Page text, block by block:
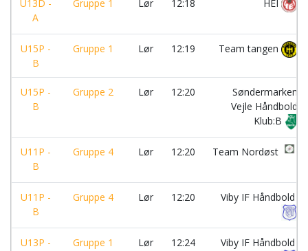
U13D -
A
Gruppe 1 Lør 12:18 HEI
U15P -
B
Gruppe 1 Lør 12:19 Team tangen
U15P -
B
Gruppe 2 Lør 12:20
Søndermarken
Vejle Håndbold
Klub:B
U11P -
B
Gruppe 4 Lør 12:20 Team Nordøst
U11P -
B
Gruppe 4 Lør 12:20 Viby IF Håndbold
U13P -
Gruppe 1 Lør 12:24 Viby IF Håndbold